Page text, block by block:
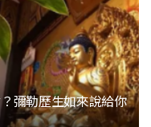
彌勒歷生如來說給你